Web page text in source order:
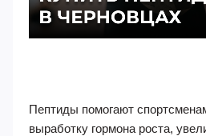
Пептиды помогают
выработку гормона роста,